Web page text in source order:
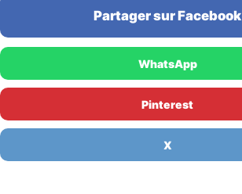
Partager sur Facebook
WhatsApp
Pinterest
X